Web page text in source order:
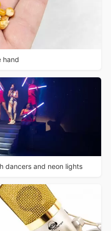
hand
dancers and neon lights